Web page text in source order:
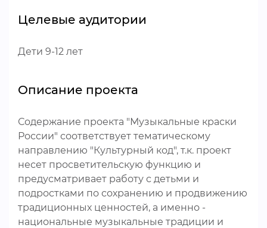
Целевые аудитории
Дети 9-12 лет
Описание проекта
Содержание проекта "Музыкальные краски
России" соответствует тематическому
направлению "Культурный код", т.к. проект
несет просветительскую функцию и
предусматривает работу с детьми и
подростками по сохранению и продвижению
традиционных ценностей, а именно -
национальные музыкальные традиции и